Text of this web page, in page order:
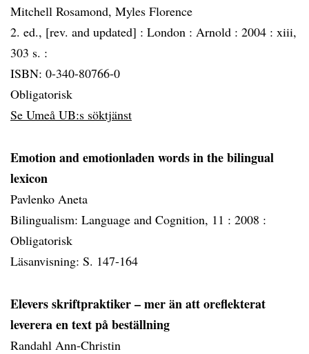
Mitchell Rosamond, Myles Florence
2. ed., [rev. and updated] : London : Arnold : 2004 : xiii,
303 s. :
ISBN: 0-340-80766-0
Obligatorisk
Se Umeå UB:s söktjänst
Emotion and emotionladen words in the bilingual
lexicon
Pavlenko Aneta
Bilingualism: Language and Cognition, 11 : 2008 :
Obligatorisk
Läsanvisning: S. 147-164
Elevers skriftpraktiker – mer än att oreflekterat
leverera en text på beställning
Randahl Ann-Christin